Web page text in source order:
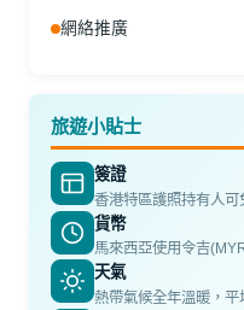
網絡推廣
旅遊小貼士
簽證
香港特區護照持有人可
貨幣
馬來西亞使用令吉
天氣
熱帶氣候全年溫暖，平